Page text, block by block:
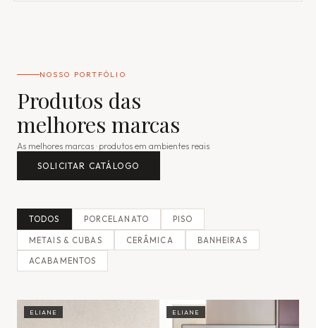
NOSSO PORTFÓLIO
Produtos das
melhores marcas
As melhores marcas · produtos em ambientes reais
SOLICITAR CATÁLOGO
TODOS PORCELANATO PISO
METAIS & CUBAS CERÂMICA BANHEIRAS
ACABAMENTOS
ELIANE ELIANE